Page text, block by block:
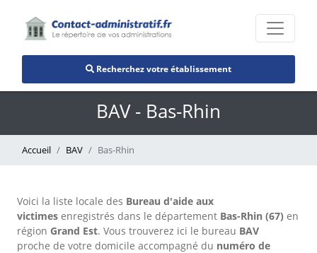
Recherchez votre établissement
BAV - Bas-Rhin
Accueil BAV Bas-Rhin
Voici la liste locale des Bureau d'aide aux
victimes enregistrés dans le département Bas-Rhin (67) en
région Grand Est. Vous trouverez ici le bureau BAV
proche de votre domicile accompagné du numéro de